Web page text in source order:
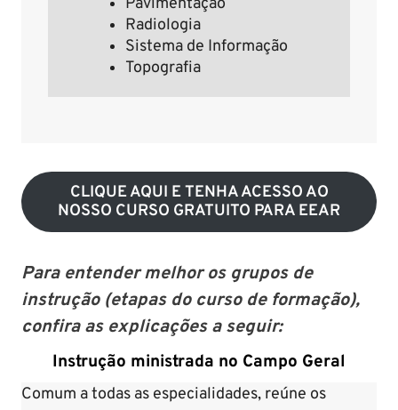
Radiologia
Sistema de Informação
Topografia
CLIQUE AQUI E TENHA ACESSO AO
NOSSO CURSO GRATUITO PARA EEAR
Para entender melhor os grupos de
instrução (etapas do curso de formação),
confira as explicações a seguir:
Instrução ministrada no Campo Geral
Comum a todas as especialidades, reúne os